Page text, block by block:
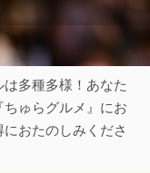
多種多様！あなた
ゅらグルメ』にお
おたのしみくださ